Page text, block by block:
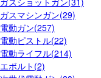
ガスマシンガン(29)
電動ガン(257)
電動ピストル(22)
電動ライフル(214)
エボルト(2)